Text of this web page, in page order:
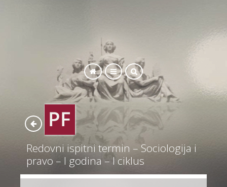
Redovni ispitni termin – Sociologija i
pravo – I godina – I ciklus